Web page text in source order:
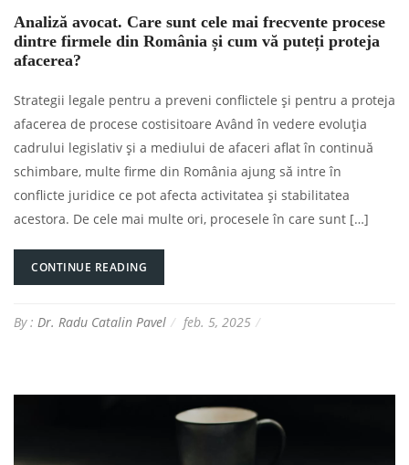
Analiză avocat. Care sunt cele mai frecvente procese
dintre firmele din România și cum vă puteți proteja
afacerea?
Strategii legale pentru a preveni conflictele și pentru a proteja
afacerea de procese costisitoare Având în vedere evoluția
cadrului legislativ și a mediului de afaceri aflat în continuă
schimbare, multe firme din România ajung să intre în
conflicte juridice ce pot afecta activitatea și stabilitatea
acestora. De cele mai multe ori, procesele în care sunt […]
CONTINUE READING
By : Dr. Radu Catalin Pavel feb. 5, 2025